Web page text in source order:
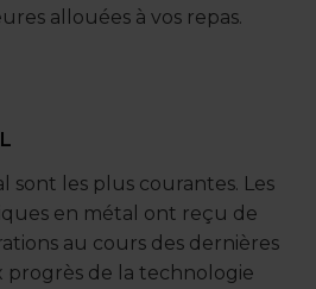
allouées à vos repas.
sont les plus courantes. Les
en métal ont reçu de
au cours des dernières
progrès de la technologie